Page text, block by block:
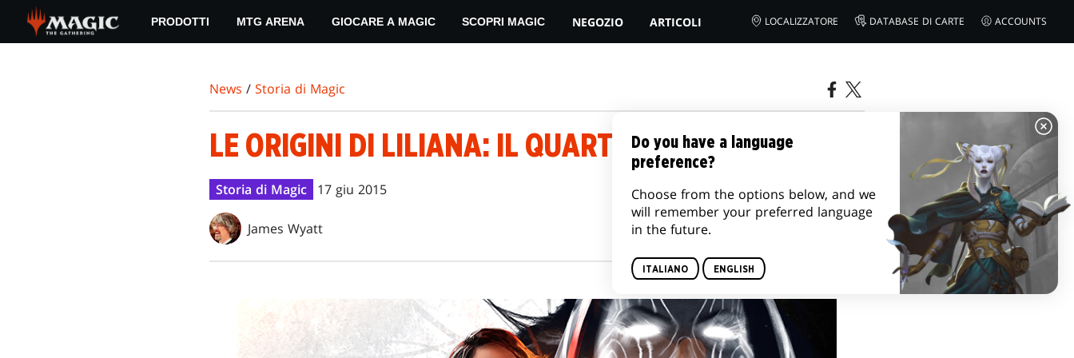
main
PRODOTTI MTG ARENA GIOCARE A MAGIC SCOPRI MAGIC NEGOZIO ARTICOLI LOCALIZZATORE DATABASE DI CARTE ACCOUNTS
News / Storia di Magic
LE ORIGINI DI LILIANA: IL QUARTO PATTO
Storia di Magic 17 giu 2015
James Wyatt
Do you have a language
preference?
Choose from the options below, and we
will remember your preferred language
in the future.
ITALIANO ENGLISH